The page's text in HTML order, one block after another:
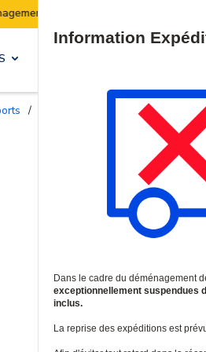
Les expéditions seront suspendues du
/